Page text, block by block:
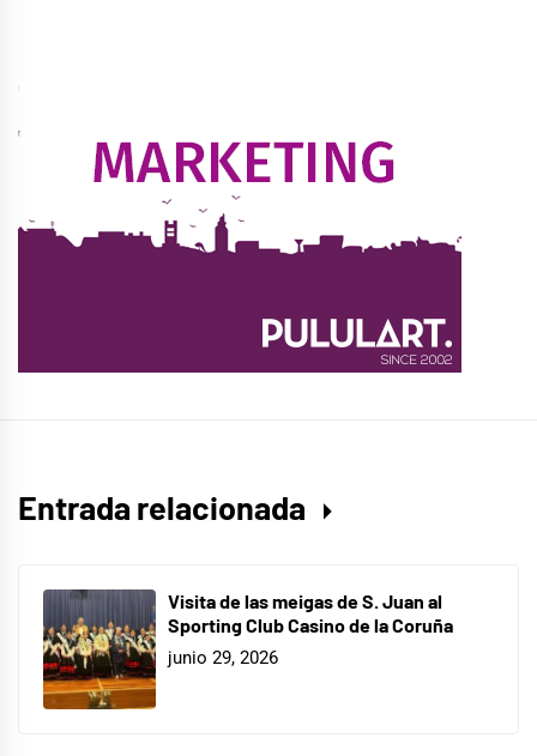
Entrada relacionada
Visita de las meigas de S. Juan al
Sporting Club Casino de la Coruña
junio 29, 2026